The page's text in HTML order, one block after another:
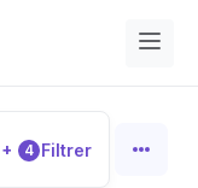
+ 4 Filtrer